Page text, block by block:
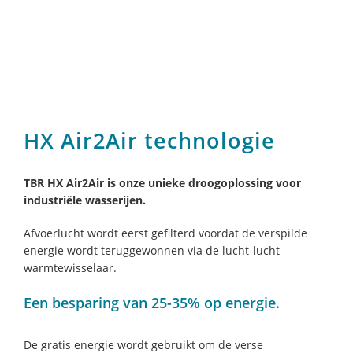
HX Air2Air technologie
TBR HX Air2Air is onze unieke droogoplossing voor
industriële wasserijen.
Afvoerlucht wordt eerst gefilterd voordat de verspilde
energie wordt teruggewonnen via de lucht-lucht-
warmtewisselaar.
Een besparing van 25-35% op energie.
De gratis energie wordt gebruikt om de verse